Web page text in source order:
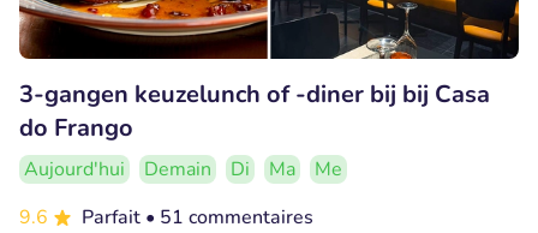
3-gangen keuzelunch of -diner bij bij Casa
do Frango
Aujourd'hui Demain Di Ma
Me
9.6
Parfait • 51 commentaires